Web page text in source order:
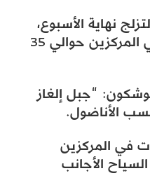
نهاية الأسبوع،
حيث يبلغ سماكة الثلوج في المركزين حوالي 35
“جبل إلغاز
الأناضول.
في المركزين
الأجانب